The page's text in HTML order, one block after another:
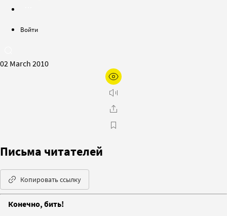
Войти
02 March 2010
Письма читателей
Копировать ссылку
Конечно, бить!